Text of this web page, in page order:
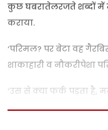
कुछ घबरातेलरजते शब्दों
कराया.
‘परिमल? पर बेटा वह
शाकाहारी व नौकरीपेशा
‘उस से क्या फर्क पड़ता है,